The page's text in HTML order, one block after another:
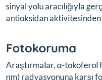
sinyal yolu aracılığıyla
antioksidan aktivitesinden
Fotokoruma
Araştırmalar, α-tokoferol
nm) radyasyonuna karşı